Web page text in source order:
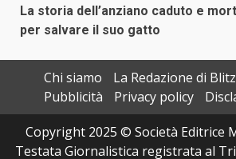
La storia dell’anziano caduto e
per salvare il suo gatto
Chi siamo
La Redazione di
Pubblicità
Privacy policy
Copyright 2025 © Società Editrice
Testata Giornalistica registrata al